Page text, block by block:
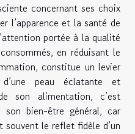
concernant ses choix
l’apparence et la santé de
portée à la qualité
en réduisant le
constitue un levier
peau éclatante et
son alimentation, c’est
son bien-être général, car
souvent le reflet fidèle d’un